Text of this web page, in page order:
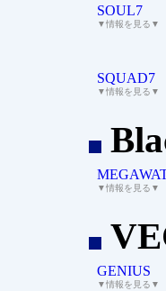
SOUL7
▼情報を見る▼
SQUAD7
▼情報を見る▼
▼情報を見る▼
GENIUS
▼情報を見る▼